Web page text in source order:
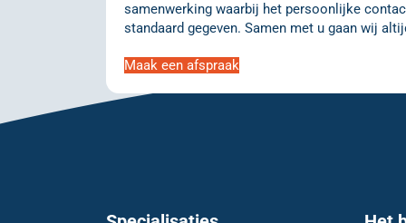
samenwerking waarbij het persoonlijke
standaard gegeven. Samen met u gaan wij
Maak een afspraak